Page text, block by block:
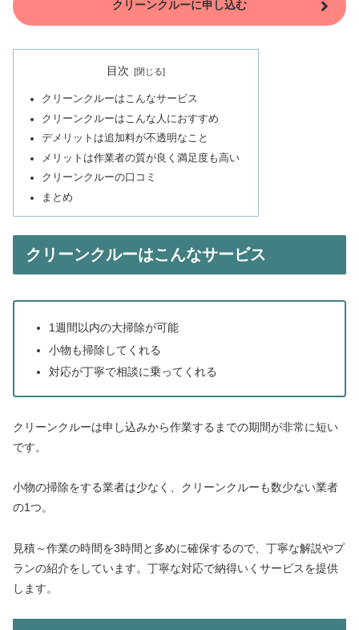
クリーンクルーに申し込む
目次
クリーンクルーはこんなサービス
クリーンクルーはこんな人におすすめ
デメリットは追加料が不透明なこと
メリットは作業者の質が良く満足度も高い
クリーンクルーの口コミ
まとめ
クリーンクルーはこんなサービス
1週間以内の大掃除が可能
小物も掃除してくれる
対応が丁寧で相談に乗ってくれる
クリーンクルーは申し込みから作業するまでの期間が非常に短い
です。
小物の掃除をする業者は少なく、クリーンクルーも数少ない業者
の1つ。
見積～作業の時間を3時間と多めに確保するので、丁寧な解説やプ
ランの紹介をしています。丁寧な対応で納得いくサービスを提供
します。